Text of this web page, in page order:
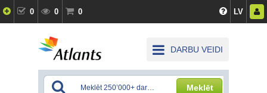
0 0 0 LV
DARBU VEIDI
Meklēt